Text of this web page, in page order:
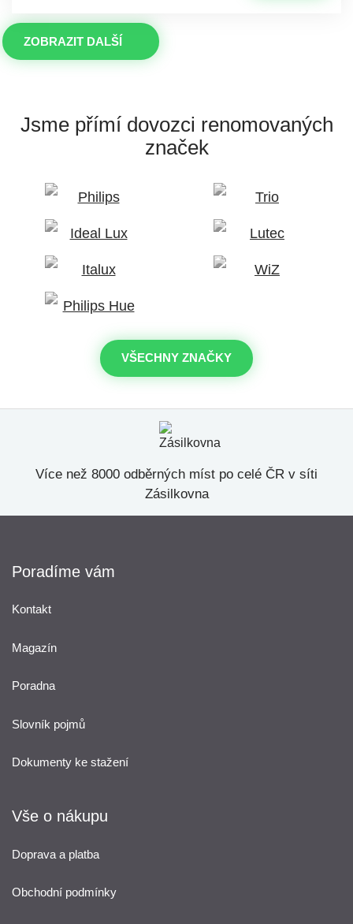
ZOBRAZIT DALŠÍ
Jsme přímí dovozci renomovaných
značek
VŠECHNY ZNAČKY
Více než 8000 odběrných míst po celé ČR v síti
Zásilkovna
Poradíme vám
Kontakt
Magazín
Poradna
Slovník pojmů
Dokumenty ke stažení
Vše o nákupu
Doprava a platba
Obchodní podmínky